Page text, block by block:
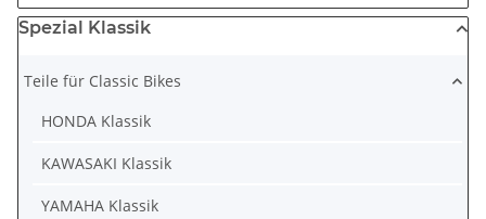
Spezial Klassik
Teile für Classic Bikes
HONDA Klassik
KAWASAKI Klassik
YAMAHA Klassik